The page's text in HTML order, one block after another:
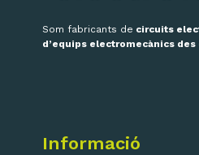
Som fabricants de circuits
d’equips electromecànics des
Informació